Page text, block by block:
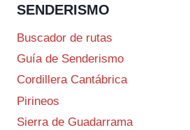
SENDERISMO
Buscador de rutas
Guía de Senderismo
Cordillera Cantábrica
Pirineos
Sierra de Guadarrama